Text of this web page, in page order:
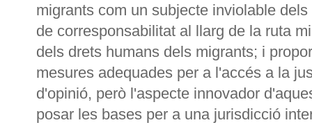
migrants com un subjecte inviolable
de corresponsabilitat al llarg de la ruta
dels drets humans dels migrants; i
mesures adequades per a l'accés a la
d'opinió, però l'aspecte innovador
posar les bases per a una jurisdicció